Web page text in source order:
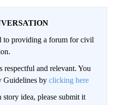
providing a forum for civil
respectful and relevant. You
Guidelines by clicking here
idea, please submit it